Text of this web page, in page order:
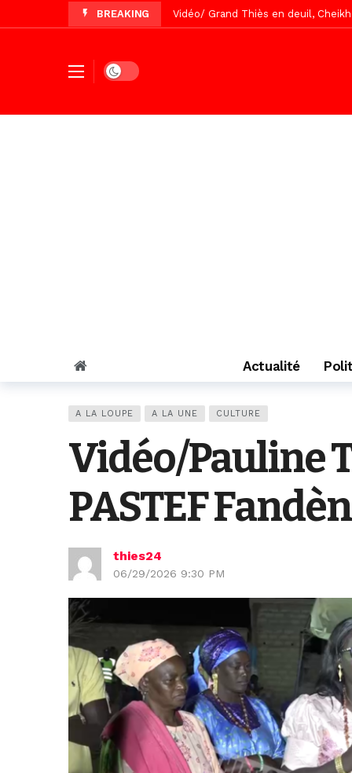
BREAKING Vidéo/Gamou Bakhdad chez
Recomposition politique :
Dark mode
Actualité
A LA LOUPE A LA UNE CULTURE
Vidéo/Pauline
PASTEF
thies24
06/29/2026 9:30 PM